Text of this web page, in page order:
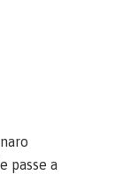
passe a